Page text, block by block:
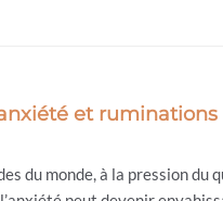
et ruminations
du monde, à la pression du